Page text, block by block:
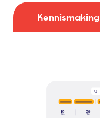
Kennismaking